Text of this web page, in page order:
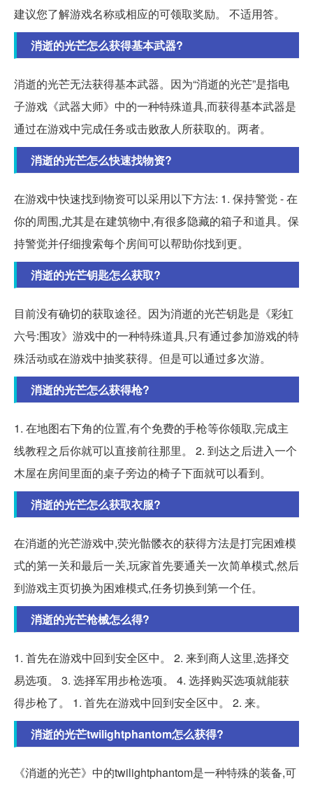
建议您了解游戏名称或相应的可领取奖励。 不适用答。
消逝的光芒怎么获得基本武器?
消逝的光芒无法获得基本武器。因为“消逝的光芒”是指电
子游戏《武器大师》中的一种特殊道具,而获得基本武器是
通过在游戏中完成任务或击败敌人所获取的。两者。
消逝的光芒怎么快速找物资?
在游戏中快速找到物资可以采用以下方法: 1. 保持警觉 - 在
你的周围,尤其是在建筑物中,有很多隐藏的箱子和道具。保
持警觉并仔细搜索每个房间可以帮助你找到更。
消逝的光芒钥匙怎么获取?
目前没有确切的获取途径。因为消逝的光芒钥匙是《彩虹
六号:围攻》游戏中的一种特殊道具,只有通过参加游戏的特
殊活动或在游戏中抽奖获得。但是可以通过多次游。
消逝的光芒怎么获得枪?
1. 在地图右下角的位置,有个免费的手枪等你领取,完成主
线教程之后你就可以直接前往那里。 2. 到达之后进入一个
木屋在房间里面的桌子旁边的椅子下面就可以看到。
消逝的光芒怎么获取衣服?
在消逝的光芒游戏中,荧光骷髅衣的获得方法是打完困难模
式的第一关和最后一关,玩家首先要通关一次简单模式,然后
到游戏主页切换为困难模式,任务切换到第一个任。
消逝的光芒枪械怎么得?
1. 首先在游戏中回到安全区中。 2. 来到商人这里,选择交
易选项。 3. 选择军用步枪选项。 4. 选择购买选项就能获
得步枪了。 1. 首先在游戏中回到安全区中。 2. 来。
消逝的光芒twilightphantom怎么获得?
《消逝的光芒》中的twilightphantom是一种特殊的装备,可